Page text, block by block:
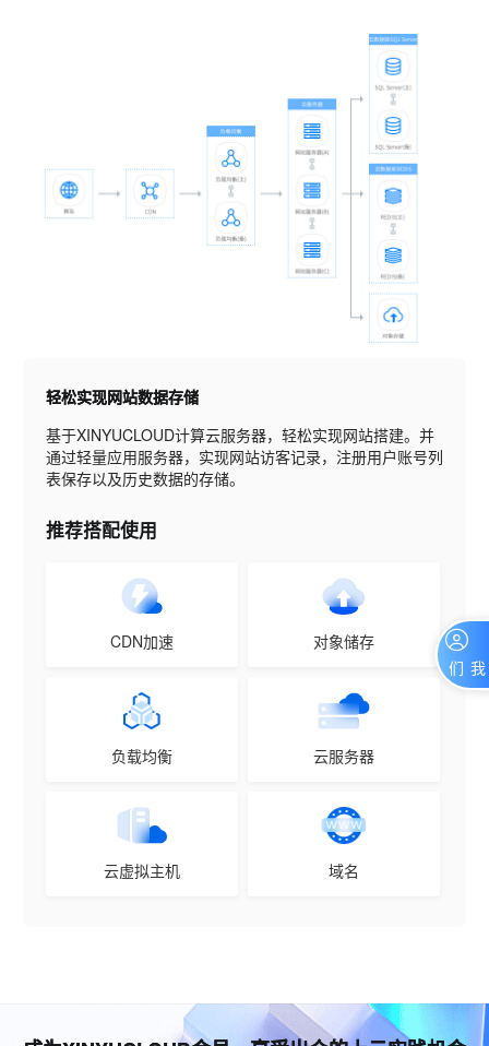
轻松实现网站数据存储
基于XINYUCLOUD计算云服务器，轻松实现网站搭建。并
通过轻量应用服务器，实现网站访客记录，注册用户账号列
表保存以及历史数据的存储。
推荐搭配使用
CDN加速 对象储存
负载均衡 云服务器
云虚拟主机 域名
联系我们